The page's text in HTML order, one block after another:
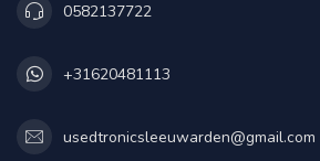
0582137722
+31620481113
usedtronicsleeuwarden@gmail.com